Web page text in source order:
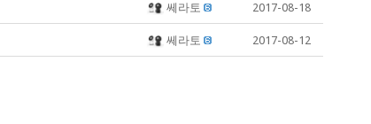
쎄라토 2017-08-18
쎄라토 2017-08-12